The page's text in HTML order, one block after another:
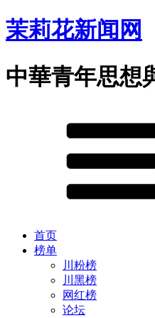
茉莉花新闻网
中華青年思想
首页
榜单
川粉榜
川黑榜
网红榜
论坛